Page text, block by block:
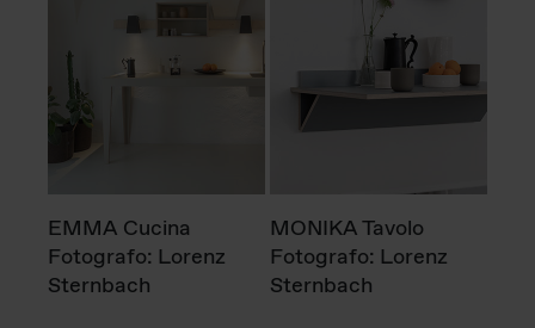
EMMA Cucina
Fotografo: Lorenz
Sternbach
MONIKA Tavolo
Fotografo: Lorenz
Sternbach